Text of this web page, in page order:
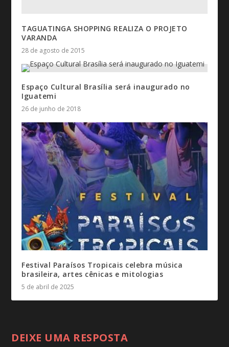
TAGUATINGA SHOPPING REALIZA O PROJETO
VARANDA
28 de agosto de 2015
Espaço Cultural Brasília será inaugurado no
Iguatemi
26 de junho de 2018
Festival Paraísos Tropicais celebra música
brasileira, artes cênicas e mitologias
5 de abril de 2025
DEIXE UMA RESPOSTA